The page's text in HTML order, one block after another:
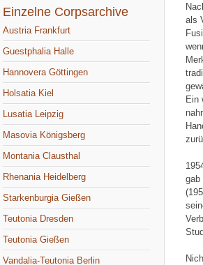
Einzelne Corpsarchive
Austria Frankfurt
Guestphalia Halle
Hannovera Göttingen
Holsatia Kiel
Lusatia Leipzig
Masovia Königsberg
Montania Clausthal
Rhenania Heidelberg
Starkenburgia Gießen
Teutonia Dresden
Teutonia Gießen
Vandalia-Teutonia Berlin
als
Ein
gab